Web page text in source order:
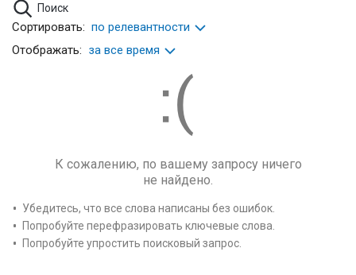
Поиск
Сортировать: по релевантности
Отображать: за все время
К сожалению, по вашему запросу ничего
не найдено.
Убедитесь, что все слова написаны без ошибок.
Попробуйте перефразировать ключевые слова.
Попробуйте упростить поисковый запрос.